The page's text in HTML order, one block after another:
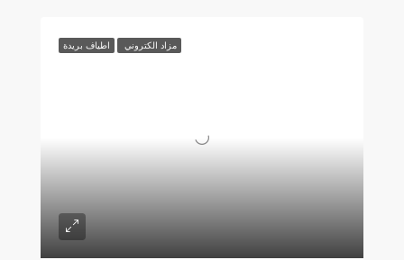
مزاد الكتروني اطياف بريدة